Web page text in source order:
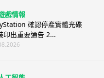
戲情報
確認停產實體光碟
印出重要通告 2...